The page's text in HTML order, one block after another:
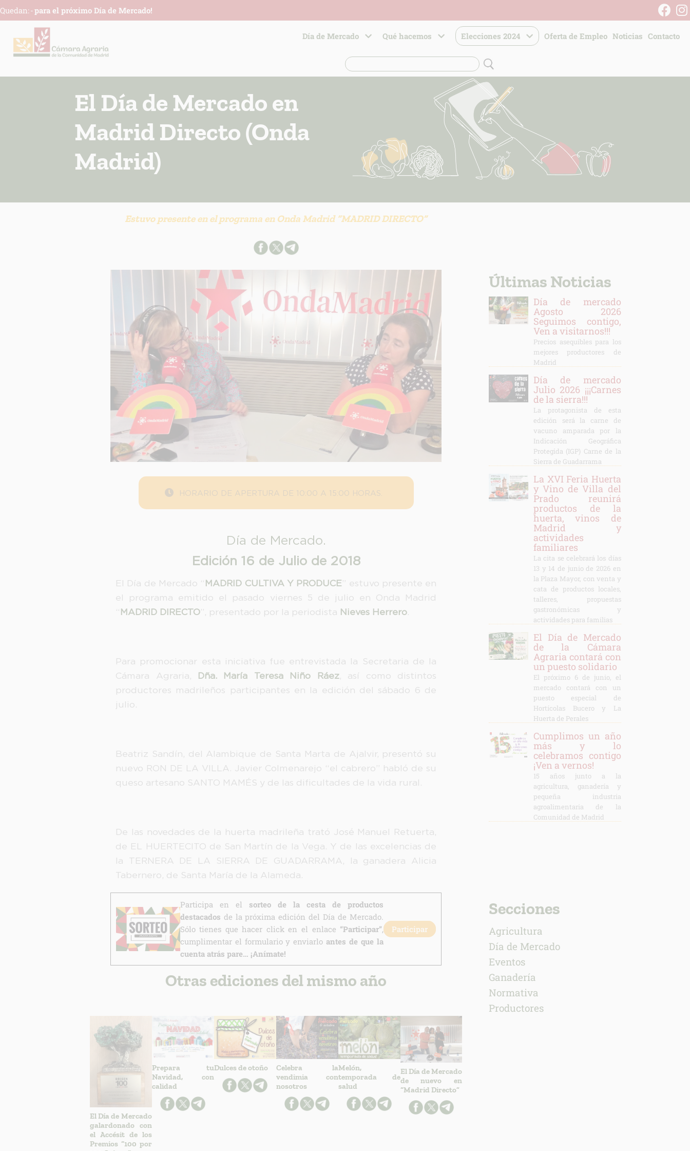
Quedan:-para el próximo Día de Mercado!
Día de Mercado Qué hacemos Elecciones 2024 Oferta de Empleo Noticias Contacto
El Día de Mercado en
Madrid Directo (Onda
Madrid)
Estuvo presente en el programa en Onda Madrid “MADRID DIRECTO”
HORARIO DE APERTURA DE 10:00 A 15:00 HORAS.
Día de Mercado.
Edición 16 de Julio de 2018
El Día de Mercado “ MADRID CULTIVA Y PRODUCE” estuvo presente en
el programa emitido el pasado viernes 5 de julio en Onda Madrid
“ MADRID DIRECTO”, presentado por la periodista Nieves Herrero
Para promocionar esta iniciativa fue entrevistada la Secretaria de la
Cámara Agraria,
Dña. María Teresa Niño Ráez, así como distintos
productores madrileños participantes en la edición del sábado 6 de
julio.
Beatriz Sandín, del Alambique de Santa Marta de Ajalvir, presentó su
nuevo RON DE LA VILLA. Javier Colmenarejo “el cabrero” habló de su
queso artesano SANTO MAMÉS y de las dificultades de la vida rural.
De las novedades de la huerta madrileña trató José Manuel Retuerta,
de EL HUERTECITO de San Martín de la Vega. Y de las excelencias de
la TERNERA DE LA SIERRA DE GUADARRAMA, la ganadera Alicia
Tabernero, de Santa María de la Alameda.
Participa en el sorteo de la cesta de productos
destacados de la próxima edición del Día de Mercado.
Sólo tienes que hacer click en el enlace “Participar”,
cumplimentar el formulario y enviarlo antes de que la
cuenta atrás pare… ¡Anímate!
Participar
Otras ediciones del mismo año
El Día de Mercado
galardonado con
el Accésit de los
Premios “100 por
Prepara tu
Navidad, con
calidad
Dulces de otoño
Celebra la
vendimia con
nosotros
Melón,
temporada de
salud
El Día de Mercado
de nuevo en
“Madrid Directo”
Últimas Noticias
Día de mercado
Agosto 2026
Seguimos contigo,
Ven a visitarnos!!!
Precios asequibles para los
mejores productores de
Madrid
Día de mercado
Julio 2026 ¡¡¡Carnes
de la sierra!!!
La protagonista de esta
edición será la carne de
vacuno amparada por la
Indicación Geográfica
Protegida (IGP) Carne de la
Sierra de Guadarrama
La XVI Feria Huerta
y Vino de Villa del
Prado reunirá
productos de la
huerta, vinos de
Madrid y
actividades
familiares
La cita se celebrará los días
13 y 14 de junio de 2026 en
la Plaza Mayor, con venta y
cata de productos locales,
talleres, propuestas
gastronómicas y
actividades para familias
El Día de Mercado
de la Cámara
Agraria contará con
un puesto solidario
El próximo 6 de junio, el
mercado contará con un
puesto especial de
Hortícolas Bucero y La
Huerta de Perales
Cumplimos un año
más y lo
celebramos contigo
¡Ven a vernos!
15 años junto a la
agricultura, ganadería y
pequeña industria
agroalimentaria de la
Comunidad de Madrid
Secciones
Agricultura
Día de Mercado
Eventos
Ganadería
Normativa
Productores
Responsable:
Finalidad:
Legitimación:
Destinatarios:
Derechos:
Información adicional
link